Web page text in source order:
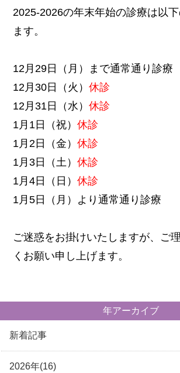
2025-2026の年末年始の診療は以
ます。
12月29日（月）まで通常通り診療
12月30日（火）休診
12月31日（水）休診
1月1日（祝）休診
1月2日（金）休診
1月3日（土）休診
1月4日（日）休診
1月5日（月）より通常通り診療
ご迷惑をお掛けいたしますが、ご
くお願い申し上げます。
年アーカイブ
新着記事
2026年(16)